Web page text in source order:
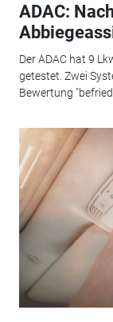
ADAC:
Der ADAC hat 9
getestet. Zwei
Bewertung